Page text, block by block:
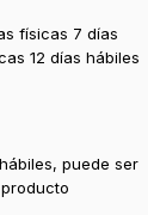
físicas 7 días
12 días hábiles
puede ser